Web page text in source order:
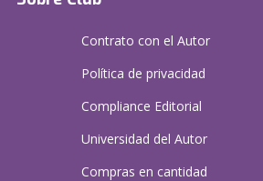
Contrato con el Autor
Política de privacidad
Compliance Editorial
Universidad del Autor
Compras en cantidad